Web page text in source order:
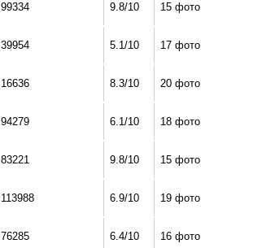
99334 9.8/10 15 фото
39954 5.1/10 17 фото
16636 8.3/10 20 фото
94279 6.1/10 18 фото
83221 9.8/10 15 фото
113988 6.9/10 19 фото
76285 6.4/10 16 фото